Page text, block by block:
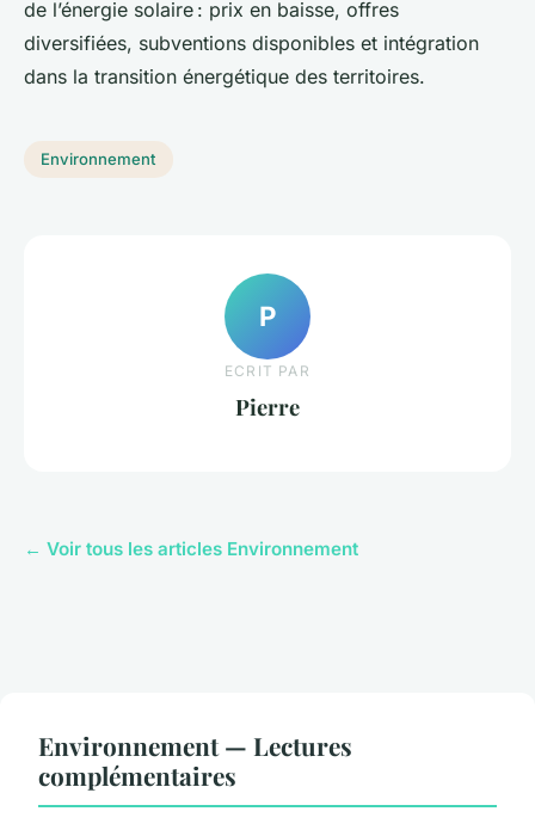
de l’énergie solaire : prix en baisse, offres
diversifiées, subventions disponibles et intégration
dans la transition énergétique des territoires.
Environnement
P
ECRIT PAR
Pierre
← Voir tous les articles Environnement
Environnement — Lectures
complémentaires